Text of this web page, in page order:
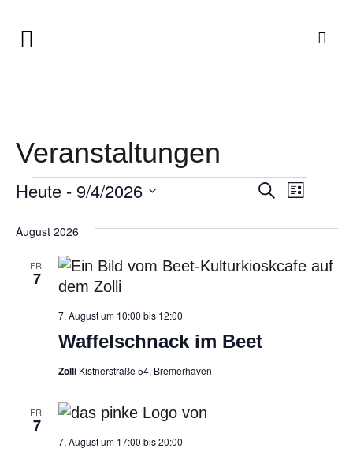
Veranstaltungen
Veranstaltungen
Suche
Liste
Heute - 9/4/2026
wählen.
August 2026
FR.
7
Waffelschnack im Beet
7. August um 10:00 bis 12:00
Beet
Zolli Kistnerstraße 54, Bremerhaven
FR.
7
7. August um 17:00 bis20:00